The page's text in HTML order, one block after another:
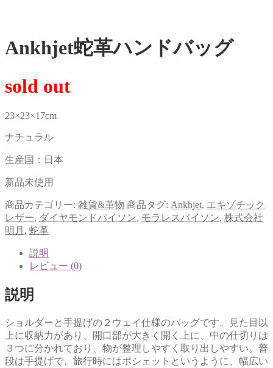
Ankhjet蛇革ハンドバッグ
sold out
23×23×17cm
ナチュラル
生産国：日本
新品未使用
商品カテゴリー: 雑貨&革物 商品タグ: Ankhjet, エキゾチック
レザー, ダイヤモンドパイソン, モラレスパイソン, 株式会社
明月 , 蛇革
説明
レビュー (0)
説明
ショルダーと手提げの２ウェイ仕様のバッグです。見た目以
上に収納力があり、開口部が大きく開く上に、中の仕切りは
３つに分かれており、物が整理しやすく取り出しやすい。普
段は手提げで、旅行時にはポシェットというように、幅広い